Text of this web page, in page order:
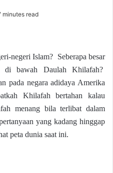
minutes read
negeri Islam? Seberapa besar
di bawah Daulah Khilafah?
pada negara adidaya Amerika
Khilafah bertahan kalau
menang bila terlibat dalam
yang kadang hinggap
peta dunia saat ini.